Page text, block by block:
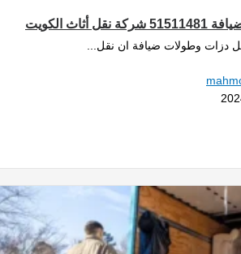
وطولات ضيافة ان نقل...